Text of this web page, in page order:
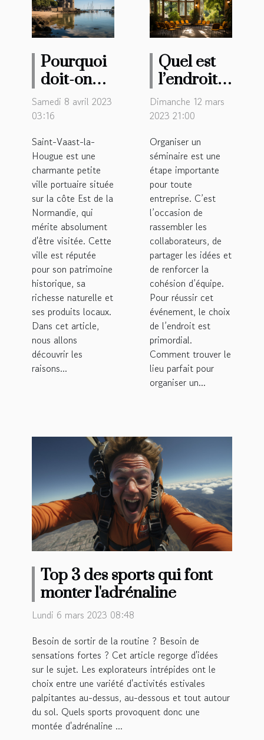
Pourquoi
doit-on
visiter la
ville de
Saint-
Vaast-la-
Hougue ?
Samedi 8 avril 2023
03:16
Saint-Vaast-la-
Hougue est une
charmante petite
ville portuaire située
sur la côte Est de la
Normandie, qui
mérite absolument
d'être visitée. Cette
ville est réputée
pour son patrimoine
historique, sa
richesse naturelle et
ses produits locaux.
Dans cet article,
nous allons
découvrir les
raisons...
Quel est
l’endroit
parfait
pour
organiser
un
séminaire
à Rennes ?
Dimanche 12 mars
2023 21:00
Organiser un
séminaire est une
étape importante
pour toute
entreprise. C’est
l’occasion de
rassembler les
collaborateurs, de
partager les idées et
de renforcer la
cohésion d’équipe.
Pour réussir cet
événement, le choix
de l’endroit est
primordial.
Comment trouver le
lieu parfait pour
organiser un...
Top 3 des sports qui font
monter l'adrénaline
Lundi 6 mars 2023 08:48
Besoin de sortir de la routine ? Besoin de
sensations fortes ? Cet article regorge d'idées
sur le sujet. Les explorateurs intrépides ont le
choix entre une variété d'activités estivales
palpitantes au-dessus, au-dessous et tout autour
du sol. Quels sports provoquent donc une
montée d'adrénaline ...